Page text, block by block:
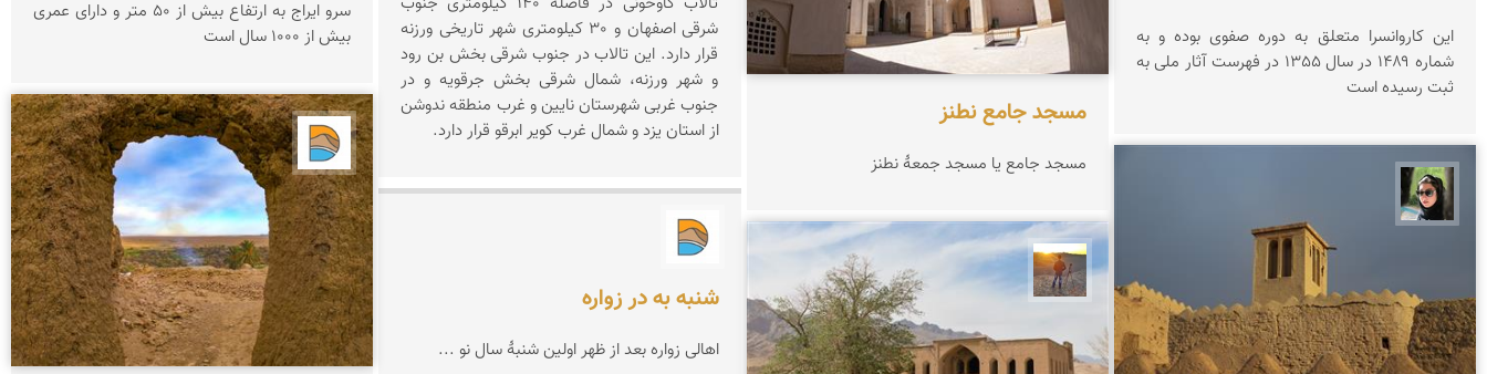
این کاروانسرا متعلق به دوره صفوی بوده و به
شماره ۱۴۸۹ در سال 1355 در فهرست آثار ملی به
ثبت رسیده است
مسجد جامع نطنز
مسجد جامع یا مسجد جمعهٔ نطنز
شرقی اصفهان و 30 کیلومتری شهر تاریخی ورزنه
قرار دارد. این تالاب در جنوب شرقی بخش بن رود
و شهر ورزنه، شمال شرقی بخش جرقویه و در
جنوب غربی شهرستان نایین و غرب منطقه ندوشن
از استان یزد و شمال غرب کویر ابرقو قرار دارد.
شنبه به در زواره
اهالی زواره بعد از ظهر اولین شنبۀ سال نو ...
سرو ایراج به ارتفاع بیش از ۵۰ متر و دارای عمری
بیش از ۱۰۰۰ سال است
دریاچه کویر